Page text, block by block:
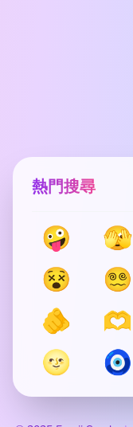
熱門搜尋
🤪 🫣
😵
😵‍💫
🫵
🫶
🌝
🧿